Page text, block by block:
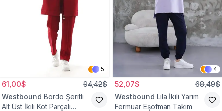
5
61,00$ 94,42$
Westbound Bordo Şeritli
Alt Üst İkili Kot Parçalı
4
52,07$ 68,49$
Westbound Lila İkili Yarım
Fermuar Eşofman Takım